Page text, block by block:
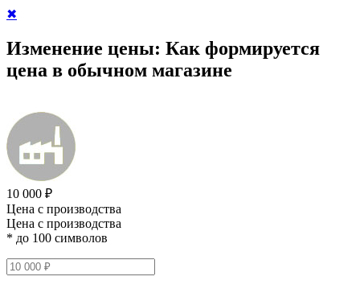
✖
Изменение цены: Как формируется
цена в обычном магазине
10 000 ₽
Цена с производства
Цена с производства
* до 100 символов